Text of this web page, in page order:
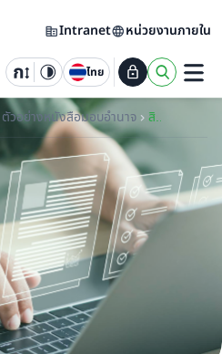
Intranet หน่วยงานภายใน
ไทย
ตัวอย่างหนังสือมอบอำนาจ สิทธิเก็บกิน